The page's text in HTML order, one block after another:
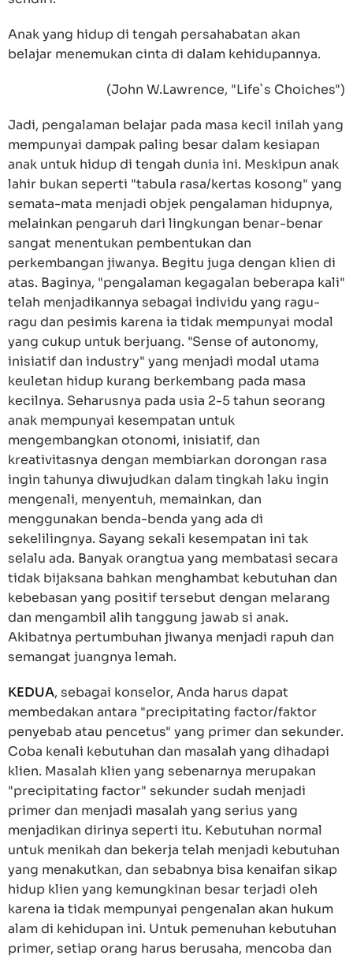
Anak yang hidup di tengah persahabatan akan
belajar menemukan cinta di dalam kehidupannya.
(John W.Lawrence, "Life`s Choiches")
Jadi, pengalaman belajar pada masa kecil inilah yang
mempunyai dampak paling besar dalam kesiapan
anak untuk hidup di tengah dunia ini. Meskipun anak
lahir bukan seperti "tabula rasa/kertas kosong" yang
semata-mata menjadi objek pengalaman hidupnya,
melainkan pengaruh dari lingkungan benar-benar
sangat menentukan pembentukan dan
perkembangan jiwanya. Begitu juga dengan klien di
atas. Baginya, "pengalaman kegagalan beberapa kali"
telah menjadikannya sebagai individu yang ragu-
ragu dan pesimis karena ia tidak mempunyai modal
yang cukup untuk berjuang. "Sense of autonomy,
inisiatif dan industry" yang menjadi modal utama
keuletan hidup kurang berkembang pada masa
kecilnya. Seharusnya pada usia 2-5 tahun seorang
anak mempunyai kesempatan untuk
mengembangkan otonomi, inisiatif, dan
kreativitasnya dengan membiarkan dorongan rasa
ingin tahunya diwujudkan dalam tingkah laku ingin
mengenali, menyentuh, memainkan, dan
menggunakan benda-benda yang ada di
sekelilingnya. Sayang sekali kesempatan ini tak
selalu ada. Banyak orangtua yang membatasi secara
tidak bijaksana bahkan menghambat kebutuhan dan
kebebasan yang positif tersebut dengan melarang
dan mengambil alih tanggung jawab si anak.
Akibatnya pertumbuhan jiwanya menjadi rapuh dan
semangat juangnya lemah.
KEDUA, sebagai konselor, Anda harus dapat
membedakan antara "precipitating factor/faktor
penyebab atau pencetus" yang primer dan sekunder.
Coba kenali kebutuhan dan masalah yang dihadapi
klien. Masalah klien yang sebenarnya merupakan
"precipitating factor" sekunder sudah menjadi
primer dan menjadi masalah yang serius yang
menjadikan dirinya seperti itu. Kebutuhan normal
untuk menikah dan bekerja telah menjadi kebutuhan
yang menakutkan, dan sebabnya bisa kenaifan sikap
hidup klien yang kemungkinan besar terjadi oleh
karena ia tidak mempunyai pengenalan akan hukum
alam di kehidupan ini. Untuk pemenuhan kebutuhan
primer, setiap orang harus berusaha, mencoba dan